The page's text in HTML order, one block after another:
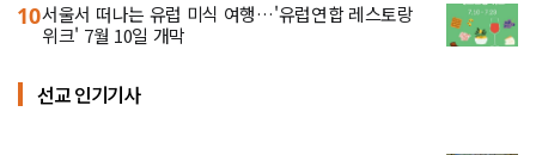
10서울서 떠나는 유럽 미식 여행…'유럽연합 레스토랑
위크' 7월 10일 개막
선교 인기기사